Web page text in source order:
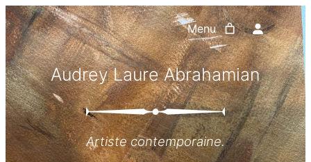
Aller
au
contenu
Menu
Audrey Laure Abrahamian
Artiste contemporaine.